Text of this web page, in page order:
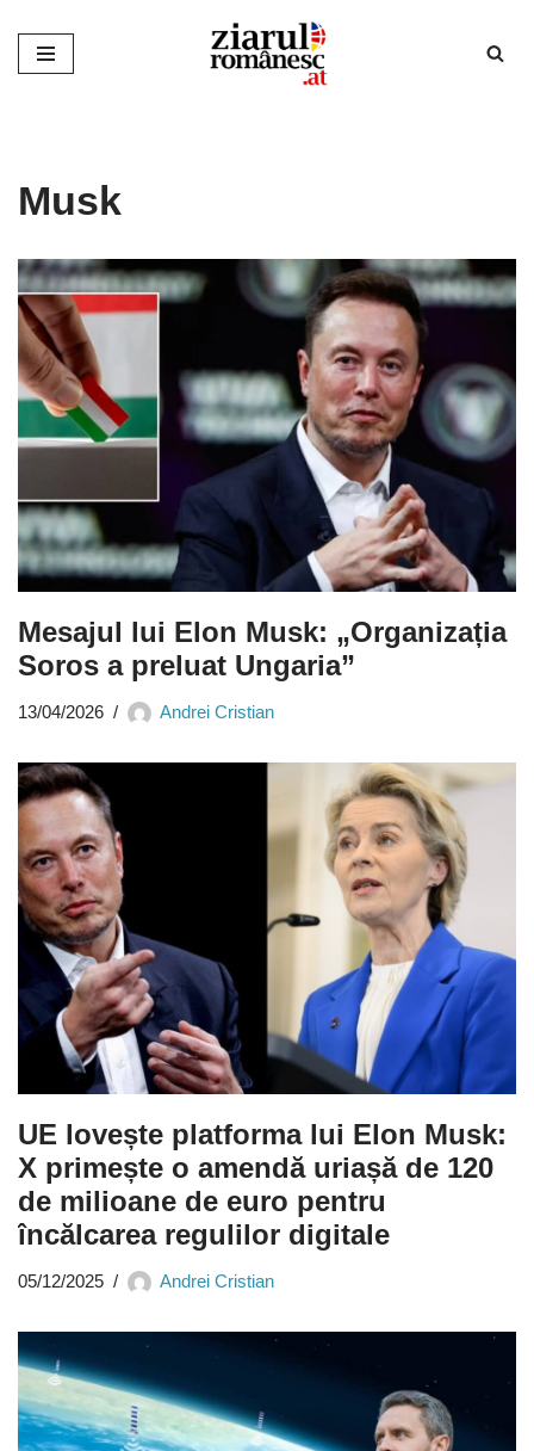
Sari
Musk
Mesajul lui Elon Musk: „Organizația
Soros a preluat Ungaria”
13/04/2026 Andrei Cristian
UE lovește platforma lui Elon Musk:
X primește o amendă uriașă de 120
de milioane de euro pentru
încălcarea regulilor digitale
05/12/2025 Andrei Cristian